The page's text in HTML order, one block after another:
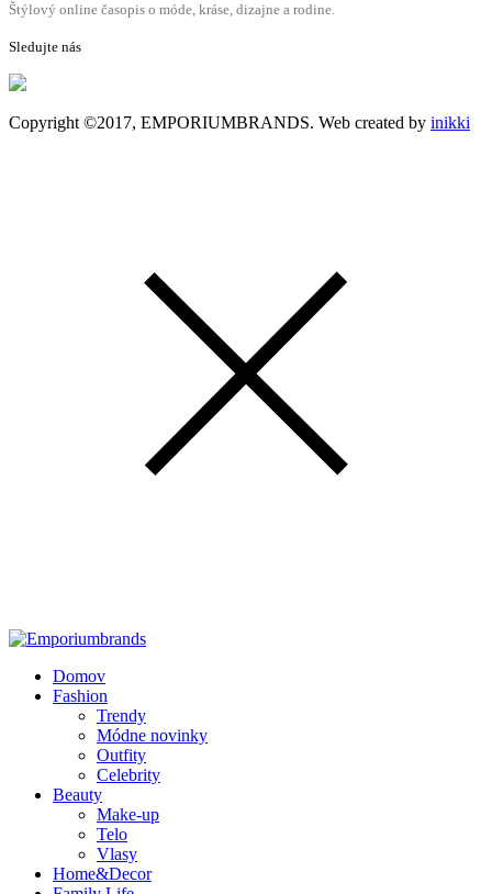
Štýlový online časopis o móde, kráse, dizajne a rodine.
Sledujte nás
Copyright ©2017, EMPORIUMBRANDS. Web created by inikki
Domov
Fashion
Trendy
Módne novinky
Outfity
Celebrity
Beauty
Make-up
Telo
Vlasy
Home&Decor